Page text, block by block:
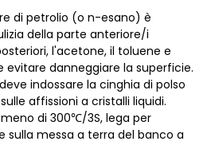
di petrolio (o n-esano) è
della parte anteriore/i
l'acetone, il toluene e
evitare danneggiare la superficie.
indossare la cinghia di polso
affissioni a cristalli liquidi.
meno di 300℃/3S, lega per
sulla messa a terra del banco a